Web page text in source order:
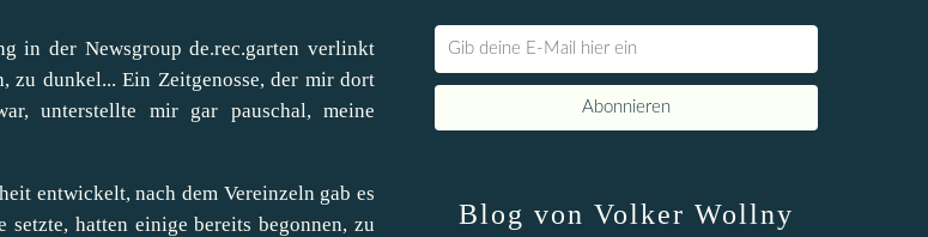
in der Newsgroup de.rec.garten verlinkt
zu dunkel... Ein Zeitgenosse, der mir dort
unterstellte mir gar pauschal, meine
entwickelt, nach dem Vereinzeln gab es
hatten einige bereits begonnen, zu
Blog von Volker Wollny